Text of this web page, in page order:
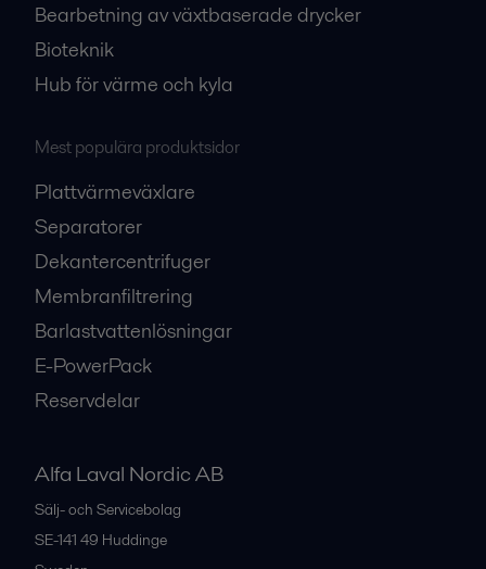
Bearbetning av växtbaserade drycker
Bioteknik
Hub för värme och kyla
Mest populära produktsidor
Plattvärmeväxlare
Separatorer
Dekantercentrifuger
Membranfiltrering
Barlastvattenlösningar
E-PowerPack
Reservdelar
Alfa Laval Nordic AB
Sälj- och Servicebolag
SE-141 49 Huddinge